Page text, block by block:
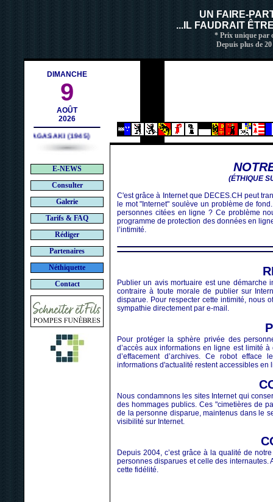
UN FAIRE-
...IL FAUDRAIT
* Prix unique par
Depuis plus de
DIMANCHE
9
AOÛT
2026
NAGASAKI (1945)
E-NEWS
Consulter
Galerie
Tarifs & FAQ
Rédiger
Partenaires
Néthiquette
Contact
(ÉTHIQUE
C'est grâce à Internet que DECES.CH peut
le mot "Internet" soulève un problème de
personnes citées en ligne ? Ce problème
programme de protection des données en
l’intimité.
Publier un avis mortuaire est une démarche
contraire à toute morale de publier sur
disparue. Pour respecter cette intimité, nous
sympathie directement par e-mail.
Pour protéger la sphère privée des
d’accès aux informations en ligne est limité
d’effacement d’archives. Ce robot
informations d'actualité restent accessibles en
Nous condamnons les sites Internet qui
des hommages publics. Ces "cimetières de
de la personne disparue, maintenus dans le
visibilité sur Internet.
Depuis 2004, c’est grâce à la qualité de
personnes disparues et celle des internautes.
cette fidélité.